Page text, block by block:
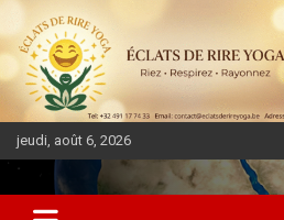
jeudi, août 6, 2026
DIASPORA PULSE